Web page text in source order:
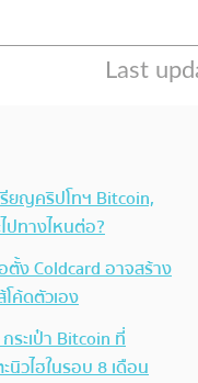
ยญคริปโทฯ Bitcoin,
ปทางไหนต่อ?
ง Coldcard อาจสร้าง
ค้ดตัวเอง
ระเป๋า Bitcoin ที่
นิวไฮในรอบ 8 เดือน